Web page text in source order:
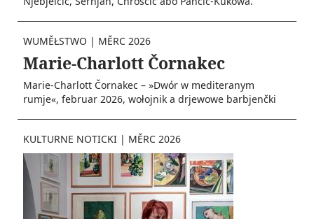
WUMĚŁSTWO | MĚRC 2026
Marie-Charlott Čornakec
Marie-Charlott Čornakec – »Dwór w mediteranym
rumje«, februar 2026, wołojnik a drjewowe barbjenčki
KULTURNE NOTICKI | MĚRC 2026